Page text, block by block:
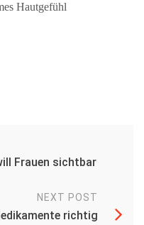
Hautgefühl
Frauen sichtbar
NEXT POST
richtig